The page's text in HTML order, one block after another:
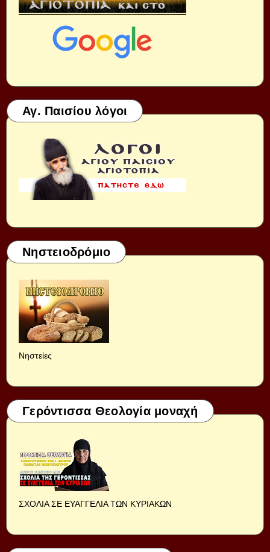
Αγ. Παισίου λόγοι
Νηστειοδρόμιο
Νηστείες
Γερόντισσα Θεολογία μοναχή
ΣΧΟΛΙΑ ΣΕ ΕΥΑΓΓΕΛΙΑ ΤΩΝ ΚΥΡΙΑΚΩΝ